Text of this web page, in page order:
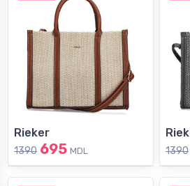
Rieker
1390 695 MDL 1390